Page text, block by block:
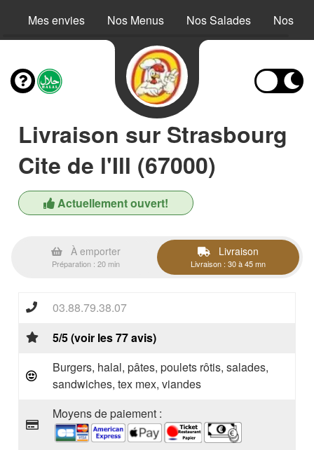
Mes envies Nos Menus Nos Salades Nos
Livraison sur Strasbourg
Cite de l'Ill (67000)
Actuellement ouvert!
À emporter
Préparation : 20 min
Livraison
Livraison : 30 à 45 mn
03.88.79.38.07
5/5 (voir les 77 avis)
Burgers, halal, pâtes, poulets rôtis, salades,
sandwiches, tex mex, viandes
Moyens de paiement :